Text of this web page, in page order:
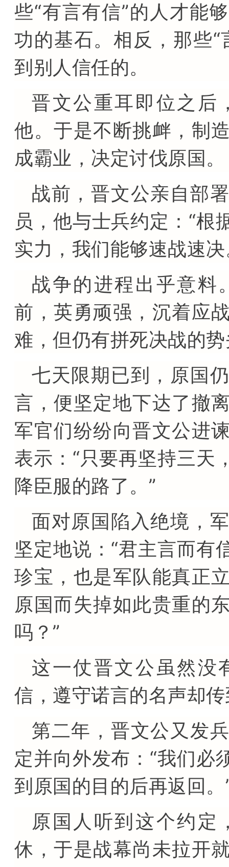
些“有言有信”的人才能
功的基石。相反，那些
到别人信任的。
晋文公重耳即位之后
他。于是不断挑衅，制
成霸业，决定讨伐原国。
战前，晋文公亲自部
员，他与士兵约定：“根
实力，我们能够速战速
战争的进程出乎意料
前，英勇顽强，沉着应
难，但仍有拼死决战的
七天限期已到，原国
言，便坚定地下达了撤
军官们纷纷向晋文公进
表示：“只要再坚持三天
降臣服的路了。”
面对原国陷入绝境，
坚定地说：“君主言而有
珍宝，也是军队能真正
原国而失掉如此贵重的
吗？”
这一仗晋文公虽然没
信，遵守诺言的名声却
第二年，晋文公又发
定并向外发布：“我们必
到原国的目的后再返回。
原国人听到这个约定
休，于是战幕尚未拉开